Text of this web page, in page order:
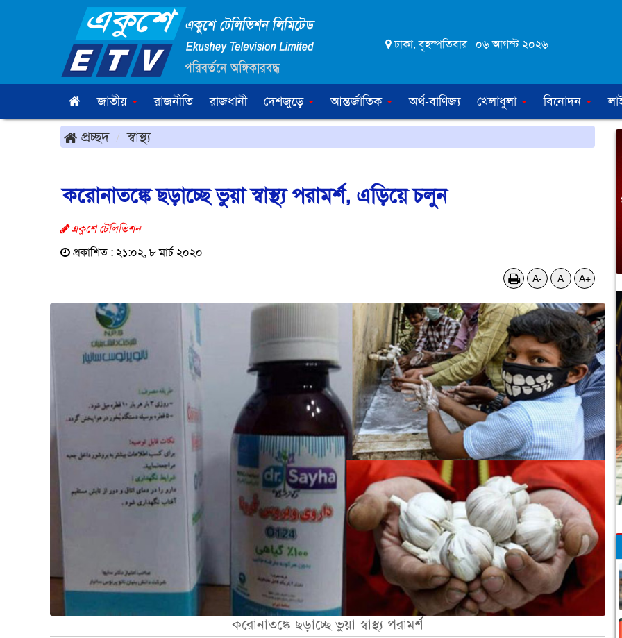
ঢাকা, বৃহস্পতিবার ০৬ আগস্ট ২০২৬
জাতীয় রাজনীতি রাজধানী দেশজুড়ে আন্তর্জাতিক অর্থ-বাণিজ্য খেলাধুলা বিনোদন
প্রচ্ছদ স্বাস্থ্য
করোনাতঙ্কে ছড়াচ্ছে ভুয়া স্বাস্থ্য পরামর্শ, এড়িয়ে চলুন
একুশে টেলিভিশন
প্রকাশিত : ২১:০২, ৮ মার্চ ২০২০
A- A A+
করোনাতঙ্কে ছড়াচ্ছে ভুয়া স্বাস্থ্য পরামর্শ